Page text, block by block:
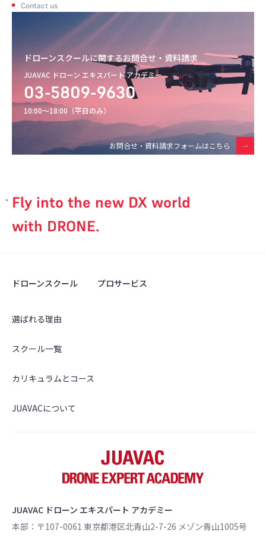
Contact us
ドローンスクールに関するお問合せ・資料請求
JUAVAC ドローン エキスパート アカデミー
03-5809-9630
10:00〜18:00（平日のみ）
お問合せ・資料請求フォームはこちら
Fly into the new DX world
with DRONE.
ドローンスクール プロサービス
選ばれる理由
スクール一覧
カリキュラムとコース
JUAVACについて
JUAVAC ドローン エキスパート アカデミー
本部：〒107-0061 東京都港区北青山2-7-26 メゾン青山1005号